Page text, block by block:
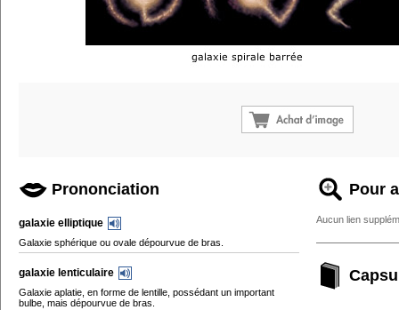
Prononciation
galaxie elliptique
Galaxie sphérique ou ovale dépourvue de bras.
galaxie lenticulaire
Galaxie aplatie, en forme de lentille, possédant un important
bulbe, mais dépourvue de bras.
Pour
Aucun lien